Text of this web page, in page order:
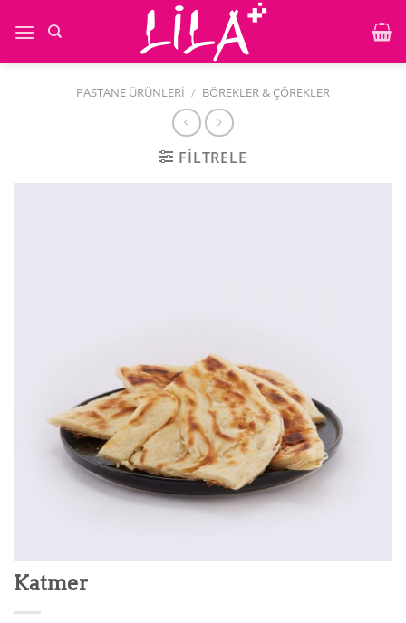
atla
PASTANE ÜRÜNLERI / BÖREKLER & ÇÖREKLER
FILTRELE
Katmer